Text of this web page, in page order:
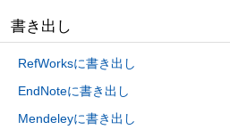
書き出し
RefWorksに書き出し
EndNoteに書き出し
Mendeleyに書き出し